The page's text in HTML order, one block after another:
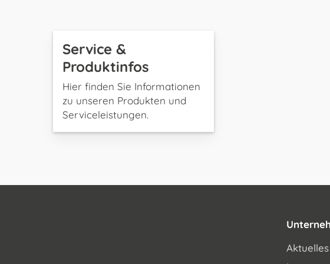
Service &
Produktinfos
Hier finden Sie Informationen
zu unseren Produkten und
Serviceleistungen.
Aktuelles